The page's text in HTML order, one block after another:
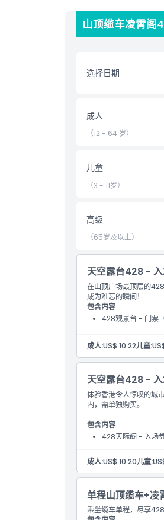
阁428观景台共同提供难
儿童成人政策
营业时间
需要了解的事项
如何到达那里
如何兑换
取消政策
山顶缆车凌霄阁
选择日期
成人
（12 - 64 岁）
儿童
（3 - 11岁）
高级
（65岁及以上）
天空露台428 - 入
在山顶广场最顶层的
成为难忘的瞬间！
包含内容
428观景台 - 门票（
成人:US$ 10.22儿童:
天空露台428 - 入
体验香港令人惊叹的城
内，需单独购买。
包含内容
428天际阁 - 入场
此优惠价格仅适用
成人:US$ 10.20儿童:
单程山顶缆车+凌
乘坐缆车单程，尽享